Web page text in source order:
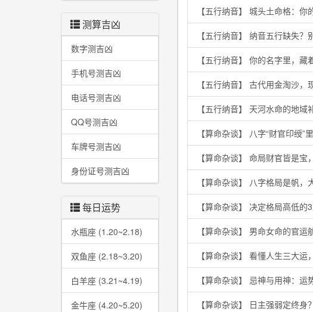
测算吉凶
数字测吉凶
手机号测吉凶
电话号测吉凶
QQ号测吉凶
车牌号测吉凶
身份证号测吉凶
每日运势
水瓶座 (1.20~2.18)
双鱼座 (2.18~3.20)
白羊座 (3.21~4.19)
金牛座 (4.20~5.20)
【五行纳音】 城头土命格：
【五行纳音】 纳音五行缺失
【五行纳音】 你的名字里，
【五行纳音】 古代用金淘沙
【五行纳音】 天河水命的地
【算命杂谈】 八字“财官印绶
【算命杂谈】 命局财官皆是
【算命杂谈】 八字格局是帆
【算命杂谈】 决定格局高低
【算命杂谈】 男命女命的官
【算命杂谈】 看懂人生三大
【算命杂谈】 忌神与用神：
【算命杂谈】 日主强弱定终